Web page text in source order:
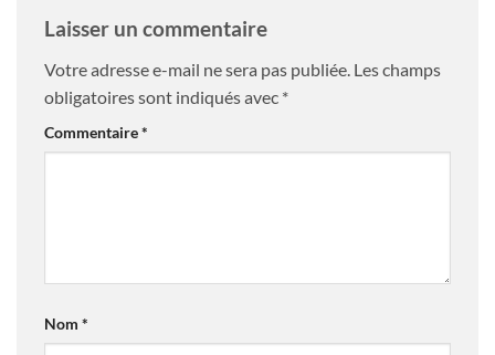
Laisser un commentaire
Votre adresse e-mail ne sera pas publiée. Les champs
obligatoires sont indiqués avec *
Commentaire*
Nom *